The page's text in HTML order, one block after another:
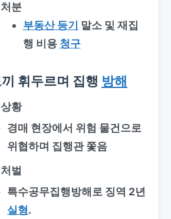
분
부동산 등기
말소 및 재집
행 비용 청구
휘두르며 집행 방해
황
경매 현장에서 위험 물건으로
위협하며 집행관 쫓음
벌
특수공무집행방해로 징역 2년
실형.